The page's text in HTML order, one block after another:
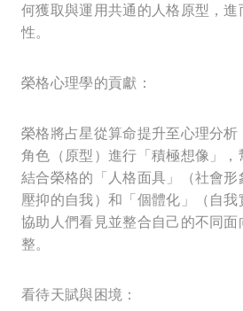
何獲取與運用共通的人格原型，
性。
榮格心理學的貢獻：
榮格將占星從算命提升至心理分
角色（原型）進行「積極想像」，
結合榮格的「人格面具」（社會
壓抑的自我）和「個體化」（自
協助人們看見並整合自己的不同
整。
看待天賦與困境：